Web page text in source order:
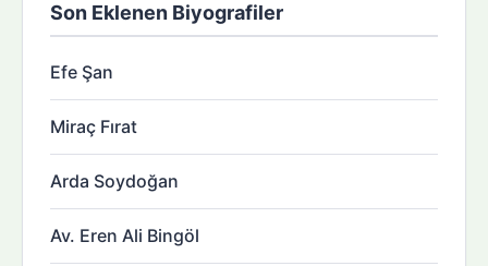
Son Eklenen Biyografiler
Efe Şan
Miraç Fırat
Arda Soydoğan
Av. Eren Ali Bingöl